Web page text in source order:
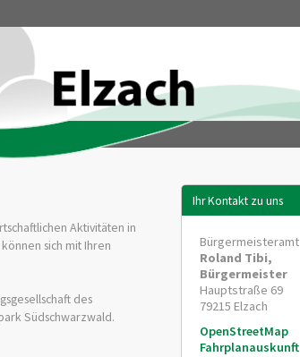
Aktivitäten in
sich mit Ihren
des
Südschwarzwald.
Ihr Kontakt zu uns
Bürgermeisteramt
Roland Tibi,
Bürgermeister
Hauptstraße 69
79215 Elzach
OpenStreetMap
Fahrplanauskunft